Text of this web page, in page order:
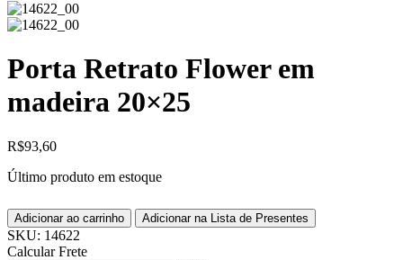
Porta Retrato Flower em
madeira 20×25
R$93,60
Último produto em estoque
Adicionar ao carrinho Adicionar na Lista de Presentes
SKU: 14622
Calcular Frete